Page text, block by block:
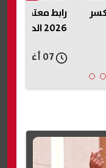
رابط معتمد..
2026 الدور الثاني محافظة الشرقية